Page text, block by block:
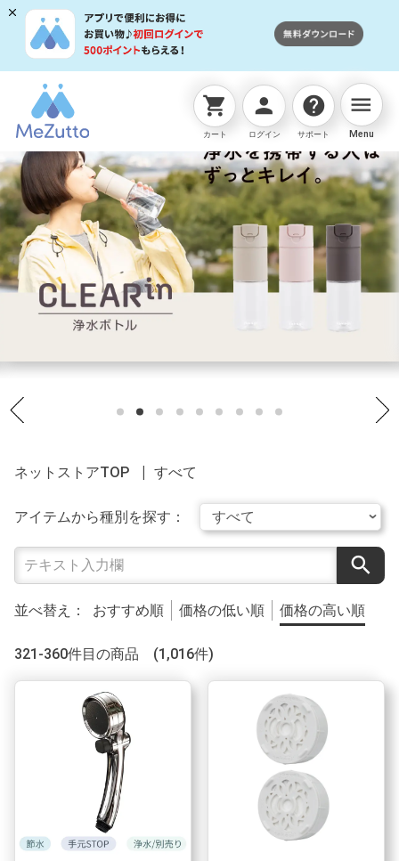
shopping_cart
カート
person
ログイン
help
サポート
menu
Menu
ネットストアTOP すべて
アイテムから種別を探す：
search
並べ替え： おすすめ順 価格の低い順 価格の高い順
321-360件目の商品 (1,016件)